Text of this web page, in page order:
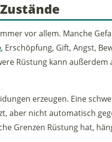
vor allem. Manche
, Erschöpfung, Gift, Angst,
Rüstung kann außerdem
erzeugen. Eine
aber nicht automatisch
Grenzen Rüstung hat,